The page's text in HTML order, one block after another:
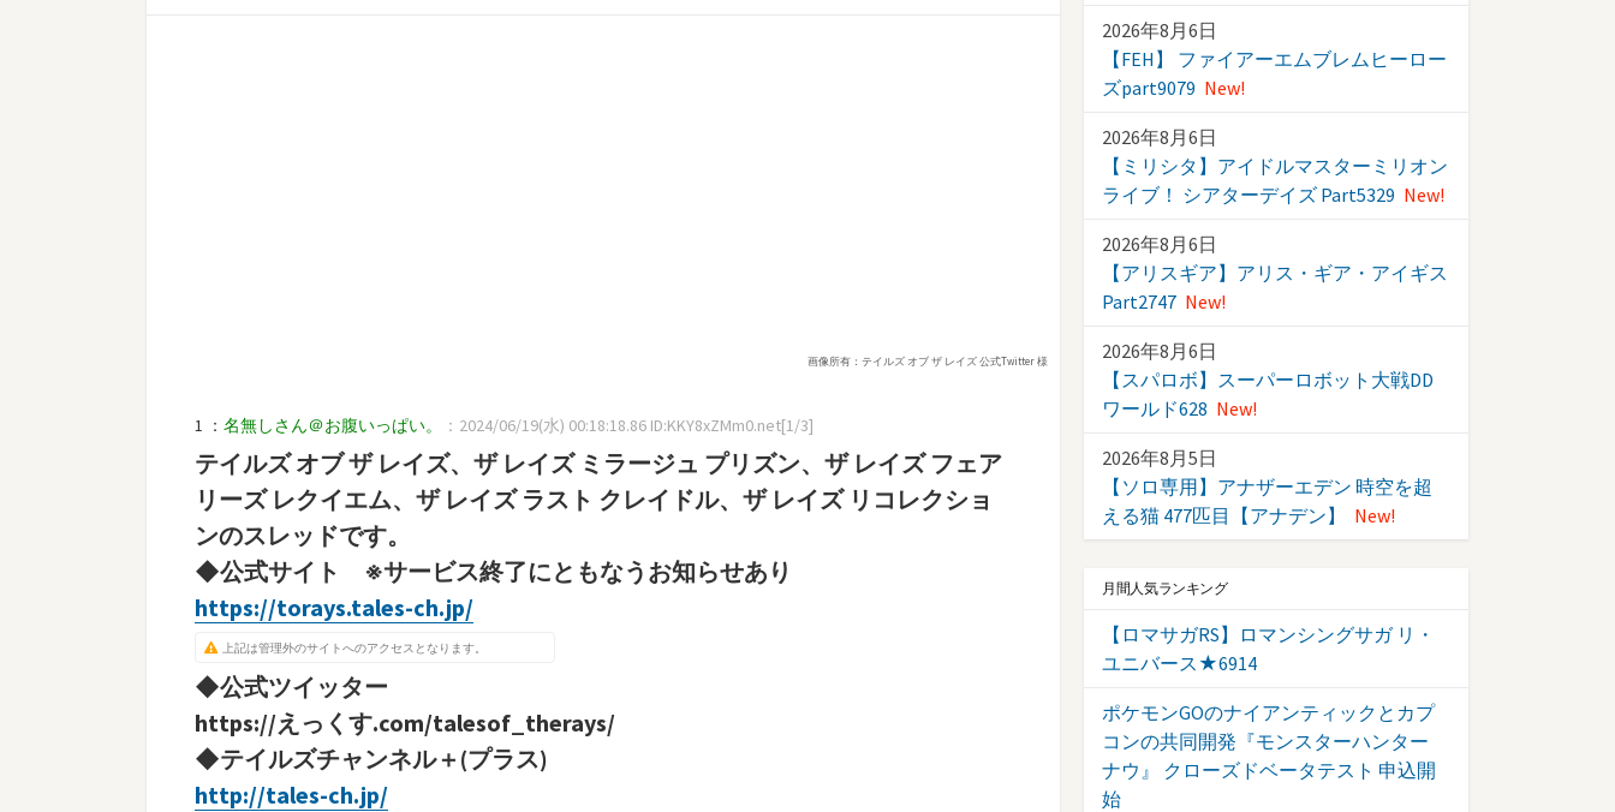
画像所有：テイルズ オブ ザ レイズ 公式Twitter 様
1 ： 名無しさん＠お腹いっぱい。 ：2024/06/19(水) 00:18:18.86 ID:KKY8xZMm0.net[1/3]
テイルズ オブ ザ レイズ、ザ レイズ ミラージュ プリズン、ザ レイズ フェア
リーズ レクイエム、ザ レイズ ラスト クレイドル、ザ レイズ リコレクショ
ンのスレッドです。
◆公式サイト ※サービス終了にともなうお知らせあり
https://torays.tales-ch.jp/
上記は管理外のサイトへのアクセスとなります。
◆公式ツイッター
https://えっくす.com/talesof_therays/
◆テイルズチャンネル＋(プラス)
http://tales-ch.jp/
2026年8月6日
【FEH】 ファイアーエムブレムヒーロー
ズpart9079 New!
2026年8月6日
【ミリシタ】アイドルマスターミリオン
ライブ！ シアターデイズ Part5329 New!
2026年8月6日
【アリスギア】アリス・ギア・アイギス
Part2747 New!
2026年8月6日
【スパロボ】スーパーロボット大戦DD
ワールド628 New!
2026年8月5日
【ソロ専用】アナザーエデン 時空を超
える猫 477匹目【アナデン】
New!
月間人気ランキング
【ロマサガRS】ロマンシングサガ リ・
ユニバース★6914
ポケモンGOのナイアンティックとカプ
コンの共同開発『モンスターハンター
ナウ』 クローズドベータテスト 申込開
始